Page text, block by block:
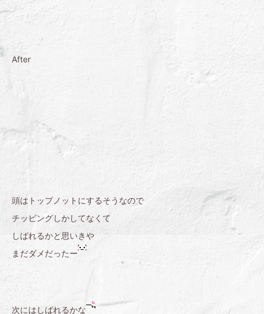
After
頭はトップノットにするそうなので
チッピングしかしてなくて
しばれるかと思いきや
まだダメだったー
次にはしばれるかな